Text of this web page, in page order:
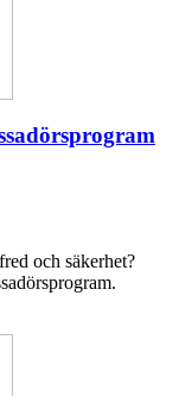
och säkerhet?